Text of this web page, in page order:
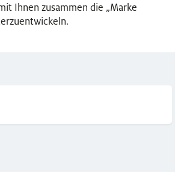
Ihnen zusammen die „Marke